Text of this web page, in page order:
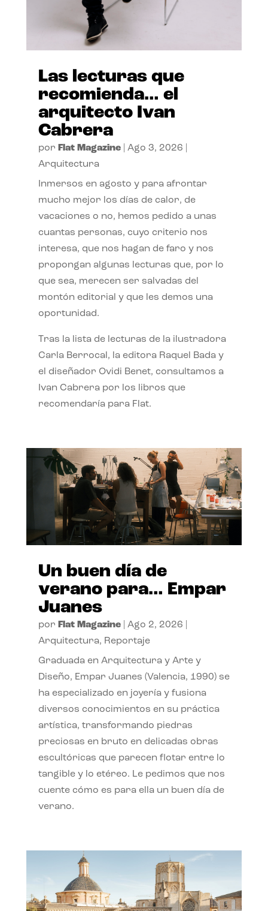
Las lecturas que
recomienda… el
arquitecto Ivan
Cabrera
por Flat Magazine| Ago 3, 2026
Arquitectura
Inmersos en agosto y para afrontar
mucho mejor los días de calor, de
vacaciones o no, hemos pedido a unas
cuantas personas, cuyo criterio nos
interesa, que nos hagan de faro y nos
propongan algunas lecturas que, por lo
que sea, merecen ser salvadas del
montón editorial y que les demos una
oportunidad.
Tras la lista de lecturas de la ilustradora
Carla Berrocal, la editora Raquel Bada y
el diseñador Ovidi Benet, consultamos a
Ivan Cabrera por los libros que
recomendaría para Flat.
Un buen día de
verano para… Empar
Juanes
por Flat Magazine| Ago 2, 2026
Arquitectura, Reportaje
Graduada en Arquitectura y Arte y
Diseño, Empar Juanes (Valencia, 1990) se
ha especializado en joyería y fusiona
diversos conocimientos en su práctica
artística, transformando piedras
preciosas en bruto en delicadas obras
escultóricas que parecen flotar entre lo
tangible y lo etéreo. Le pedimos que nos
cuente cómo es para ella un buen día de
verano.